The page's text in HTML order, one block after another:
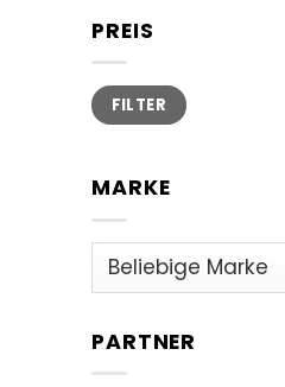
PREIS
Min.
Preis
Max.
PreisFILTER
MARKE
PARTNER